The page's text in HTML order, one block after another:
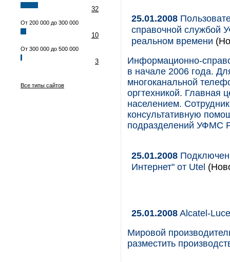
32
От 200 000 до 300 000
10
От 300 000 до 500 000
3
Все типы сайтов
25.01.2008
справочной службой
реальном времени
Информационно-
в начале 2006 года.
многоканальной
оргтехникой. Главная
населением.
консультативную
подразделений УФМС
25.01.2008
Интернет" от Utel
25.01.2008Alcatel-
Мировой
разместить